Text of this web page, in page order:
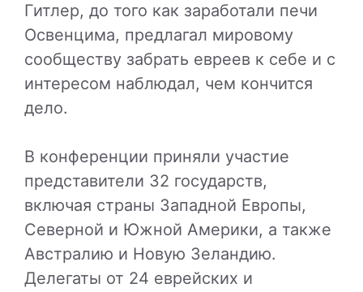
Гитлер, до того как заработали печи
Освенцима, предлагал мировому
сообществу забрать евреев к себе и с
интересом наблюдал, чем кончится
дело.
В конференции приняли участие
представители 32 государств,
включая страны Западной Европы,
Северной и Южной Америки, а также
Австралию и Новую Зеландию.
Делегаты от 24 еврейских и